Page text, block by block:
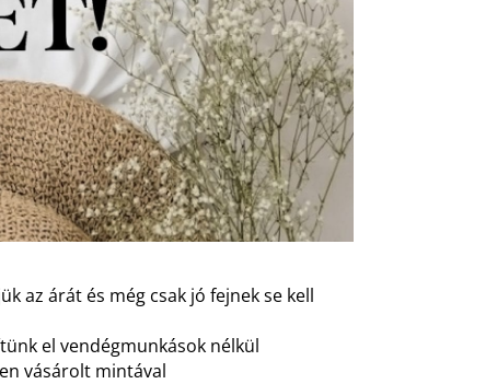
az árát és még csak jó fejnek se kell
el vendégmunkások nélkül
vásárolt mintával